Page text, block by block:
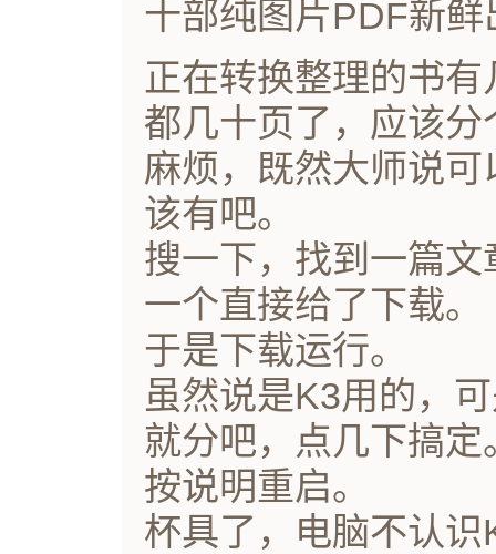
十部纯图片PDF新鲜
正在转换整理的书
都几十页了，应该
麻烦，既然大师说
该有吧。
搜一下，找到一篇
一个直接给了下载。
于是下载运行。
虽然说是K3用的，
就分吧，点几下搞定
按说明重启。
杯具了，电脑不认识